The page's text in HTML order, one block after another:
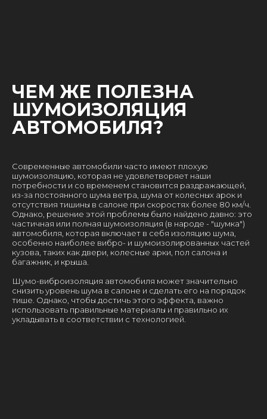
ЧЕМ ЖЕ ПОЛЕЗНА
ШУМОИЗОЛЯЦИЯ
АВТОМОБИЛЯ?
Современные автомобили часто имеют плохую
шумоизоляцию, которая не удовлетворяет наши
потребности и со временем становится раздражающей,
из-за постоянного шума ветра, шума от колесных арок и
отсутствия тишины в салоне при скоростях более 80 км/ч.
Однако, решение этой проблемы было найдено давно: это
частичная или полная шумоизоляция (в народе - "шумка")
автомобиля, которая включает в себя изоляцию шума,
особенно наиболее вибро- и шумоизолированных частей
кузова, таких как двери, колесные арки, пол салона и
багажник, и крыша.
Шумо-виброизоляция автомобиля может значительно
снизить уровень шума в салоне и сделать его на порядок
тише. Однако, чтобы достичь этого эффекта, важно
использовать правильные материалы и правильно их
укладывать в соответствии с технологией.